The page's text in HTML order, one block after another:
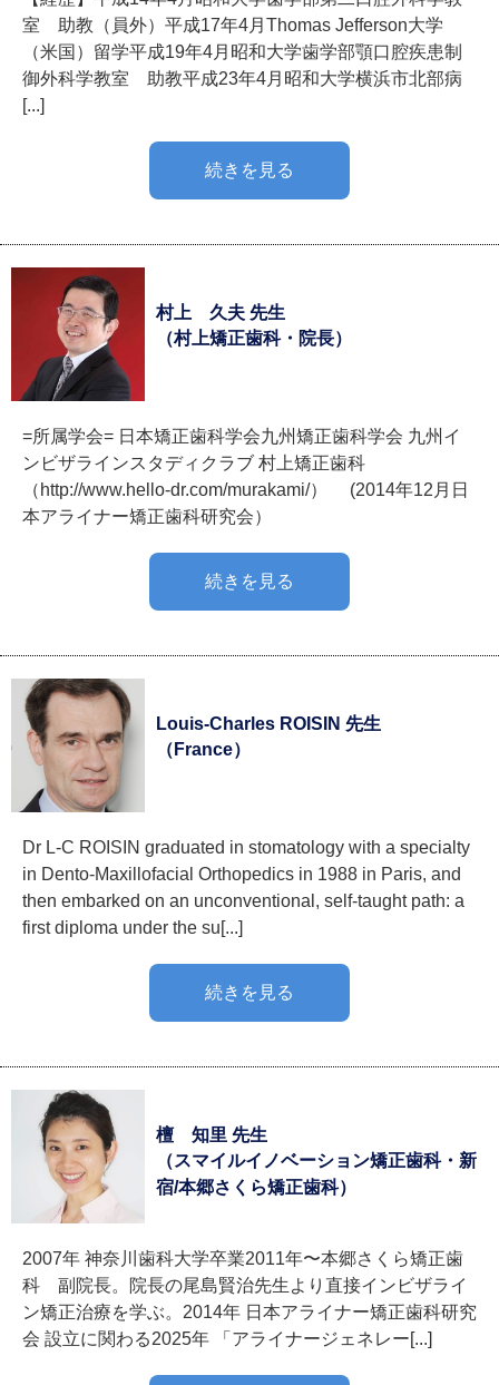
室 助教（員外）平成17年4月Thomas Jefferson大学
（米国）留学平成19年4月昭和大学歯学部顎口腔疾患制
御外科学教室 助教平成23年4月昭和大学横浜市北部病
[...]
続きを見る
村上 久夫 先生
（村上矯正歯科・院長）
=所属学会= 日本矯正歯科学会九州矯正歯科学会 九州イ
ンビザラインスタディクラブ 村上矯正歯科
（http://www.hello-dr.com/murakami/） (2014年12月日
本アライナー矯正歯科研究会）
続きを見る
Louis-Charles ROISIN 先生
（France）
Dr L-C ROISIN graduated in stomatology with a specialty
in Dento-Maxillofacial Orthopedics in 1988 in Paris, and
then embarked on an unconventional, self-taught path: a
first diploma under the su[...]
続きを見る
檀 知里 先生
（スマイルイノベーション矯正歯科・新
宿/本郷さくら矯正歯科）
2007年 神奈川歯科大学卒業2011年〜本郷さくら矯正歯
科 副院長。院長の尾島賢治先生より直接インビザライ
ン矯正治療を学ぶ。2014年 日本アライナー矯正歯科研究
会 設立に関わる2025年 「アライナージェネレー[...]